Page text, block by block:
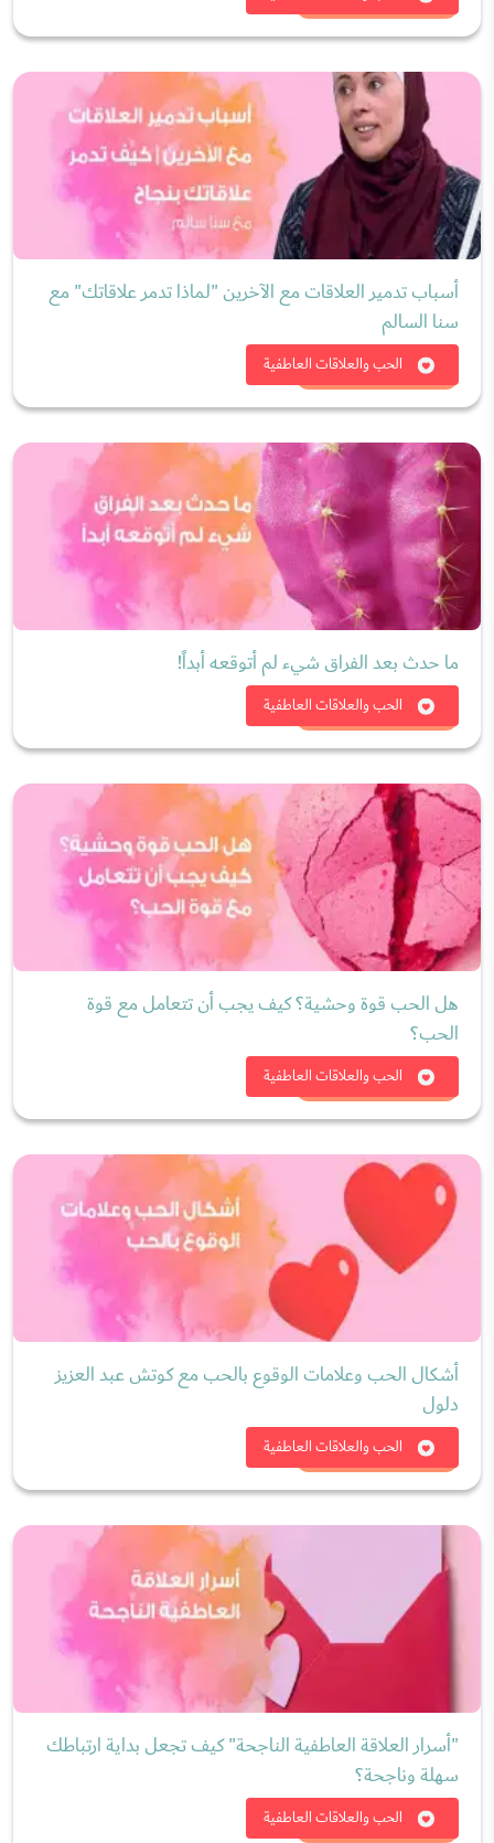
الحب والعلاقات العاطفية
أسباب تدمير العلاقات مع الآخرين "لماذا تدمر علاقاتك" مع
سنا السالم
شاهد الان
الحب والعلاقات العاطفية
ما حدث بعد الفراق شيء لم أتوقعه أبداً!
شاهد الان
الحب والعلاقات العاطفية
هل الحب قوة وحشية؟ كيف يجب أن تتعامل مع قوة
الحب؟
شاهد الان
الحب والعلاقات العاطفية
أشكال الحب وعلامات الوقوع بالحب مع كوتش عبد العزيز
دلول
شاهد الان
الحب والعلاقات العاطفية
"أسرار العلاقة العاطفية الناجحة" كيف تجعل بداية ارتباطك
سهلة وناجحة؟
شاهد الان